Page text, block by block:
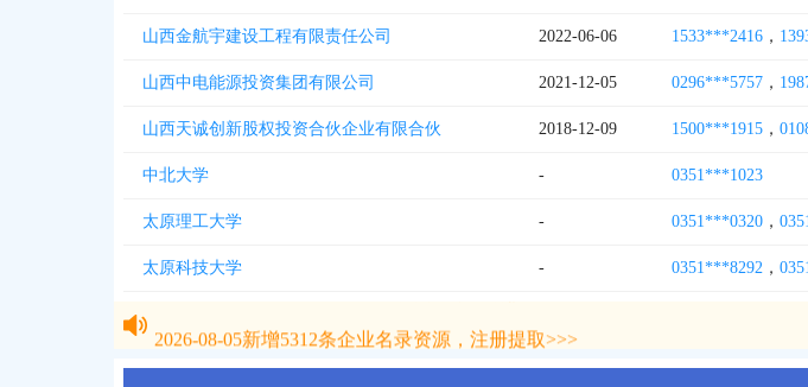
山西金航宇建设工程有限责任公司 2022-06-06 1533***2416 ，
山西中电能源投资集团有限公司 2021-12-05 0296***5757 ，
山西天诚创新股权投资合伙企业有限合伙 2018-12-09 1500***1915 ，
中北大学 - 0351***1023
太原理工大学 - 0351***0320 ，
太原科技大学 - 0351***8292 ，
2026-08-05新增5312条企业名录资源，注册提取>>>